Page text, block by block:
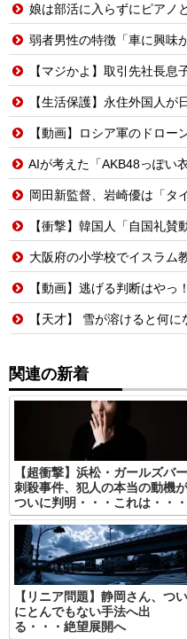
娘は部活に入らずにピアノとバレエを続けてる。ところ
弱者男性の特徴「車に興味
【マジかよ】取引先社長息子と結婚するウチの新入社員が「結
【生活保護】永住外国人が
【動画】ロシア軍のドローンを
AIが考えた「AKB48っぽい
岡田新監督、岩崎優は「タイプ的には
【衝撃】韓国人「自国礼賛動画で年
大阪府の小学校でイスラム教の指導者が
【動画】逃げる判断はやっ！埼玉で
【天才】 雪が溶けると何になる？理系「水
関連の新着
【超衝撃】浜松・ガールズバー
刺殺事件、犯人の本当の動機が
ついに判明・・・これは・・・
【リニア問題】静岡さん、つい
にとんでもない手法へ出
る・・・絶望展開へ